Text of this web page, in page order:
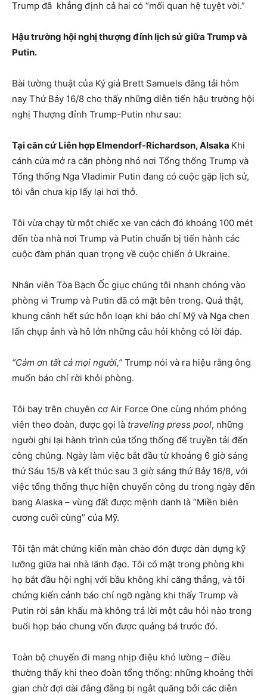
Trump đã khẳng định cả hai có “mối quan hệ tuyệt vời.”
Hậu trường hội nghị thượng đỉnh lịch sử giữa Trump và
Putin.
Bài tường thuật của Ký giả Brett Samuels đăng tải hôm
nay Thứ Bảy 16/8 cho thấy những diễn tiến hậu trường hội
nghị Thượng đỉnh Trump-Putin như sau:
Tại căn cứ Liên hợp Elmendorf-Richardson, Alsaka Khi
cánh cửa mở ra căn phòng nhỏ nơi Tổng thống Trump và
Tổng thống Nga Vladimir Putin đang có cuộc gặp lịch sử,
tôi vẫn chưa kịp lấy lại hơi thở.
Tôi vừa chạy từ một chiếc xe van cách đó khoảng 100 mét
đến tòa nhà nơi Trump và Putin chuẩn bị tiến hành các
cuộc đàm phán quan trọng về cuộc chiến ở Ukraine.
Nhân viên Tòa Bạch Ốc giục chúng tôi nhanh chóng vào
phòng vì Trump và Putin đã có mặt bên trong. Quả thật,
khung cảnh hết sức hỗn loạn khi báo chí Mỹ và Nga chen
lấn chụp ảnh và hô lớn những câu hỏi không có lời đáp.
“Cảm ơn tất cả mọi người,” Trump nói và ra hiệu rằng ông
muốn báo chí rời khỏi phòng.
Tôi bay trên chuyên cơ Air Force One cùng nhóm phóng
viên theo đoàn, được gọi là traveling press pool, những
người ghi lại hành trình của tổng thống để truyền tải đến
công chúng. Ngày làm việc bắt đầu từ khoảng 6 giờ sáng
thứ Sáu 15/8 và kết thúc sau 3 giờ sáng thứ Bảy 16/8, với
việc tổng thống thực hiện chuyến công du trong ngày đến
bang Alaska – vùng đất được mệnh danh là “Miền biên
cương cuối cùng” của Mỹ.
Tôi tận mắt chứng kiến màn chào đón được dàn dựng kỹ
lưỡng giữa hai nhà lãnh đạo. Tôi có mặt trong phòng khi
họ bắt đầu hội nghị với bầu không khí căng thẳng, và tôi
chứng kiến cảnh báo chí ngỡ ngàng khi thấy Trump và
Putin rời sân khấu mà không trả lời một câu hỏi nào trong
buổi họp báo chung vốn được quảng bá trước đó.
Toàn bộ chuyến đi mang nhịp điệu khó lường – điều
thường thấy khi theo đoàn tổng thống: những khoảng thời
gian chờ đợi dài đằng đẵng bị ngắt quãng bởi các diễn